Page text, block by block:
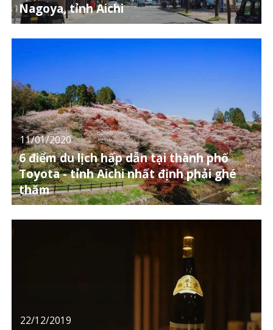
Nagoya, tỉnh Aichi
11/01/2020
6 điểm du lịch hấp dẫn tại thành phố
Toyota - tỉnh Aichi nhất định phải ghé
thăm
22/12/2019